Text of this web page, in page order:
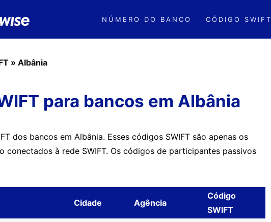
NÚMERO DO BANCO CÓDIGO SWIFT
» Albânia
para bancos em Albânia
dos bancos em Albânia. Esses códigos SWIFT são apenas os
conectados à rede SWIFT. Os códigos de participantes passivos
Cidade Agência
Código
SWIFT